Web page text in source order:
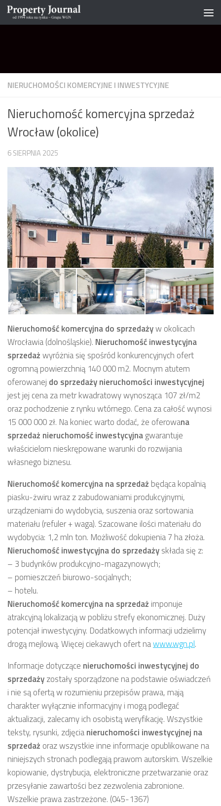
Skip to content
NIERUCHOMOŚCI KOMERCYJNE I INWESTYCYJNE
Nieruchomość komercyjna sprzedaż
Wrocław (okolice)
6 SIERPNIA 2025
Nieruchomość komercyjnado sprzedażyw okolicach
Wrocławia (dolnośląskie). Nieruchomość inwestycyjna
sprzedażwyróżnia się spośród konkurencyjnych ofert
ogromną powierzchnią 140 000 m2. Mocnym atutem
oferowanej do sprzedażynieruchomości inwestycyjnej
jest jej cena za metr kwadratowy wynosząca 107 zł/m2
oraz pochodzenie z rynku wtórnego. Cena za całość wynosi
15 000 000 zł. Na koniec warto dodać, że oferowana
sprzedaż nieruchomość inwestycyjnagwarantuje
właścicielom nieskrępowane warunki do rozwijania
własnego biznesu.
Nieruchomość komercyjnana sprzedaż będąca kopalnią
piasku-żwiru wraz z zabudowaniami produkcyjnymi,
urządzeniami do wydobycia, suszenia oraz sortowania
materiału (refuler + waga). Szacowane ilości materiału do
wydobycia: 1,2 mln ton. Możliwość dokupienia 7 ha złoża.
Nieruchomość inwestycyjnado sprzedażyskłada się z:
– 3 budynków produkcyjno-magazynowych;
– pomieszczeń biurowo-socjalnych;
– hotelu.
Nieruchomość komercyjnana sprzedaż imponuje
atrakcyjną lokalizacją w pobliżu strefy ekonomicznej. Duży
potencjał inwestycyjny. Dodatkowych informacji udzielimy
drogą mejlową. Więcej ciekawych ofert nawww.wgn.pl.
Informacje dotyczące nieruchomości inwestycyjnej do
sprzedażyzostały sporządzone na podstawie oświadczeń
i nie są ofertą w rozumieniu przepisów prawa, mają
charakter wyłącznie informacyjny i mogą podlegać
aktualizacji, zalecamy ich osobistą weryfikację. Wszystkie
teksty, rysunki, zdjęcianieruchomości inwestycyjnej na
sprzedaż oraz wszystkie inne informacje opublikowane na
niniejszych stronach podlegają prawom autorskim. Wszelkie
kopiowanie, dystrybucja, elektroniczne przetwarzanie oraz
przesyłanie zawartości bez zezwolenia zabronione.
Wszelkie prawa zastrzeżone. (045-1367)